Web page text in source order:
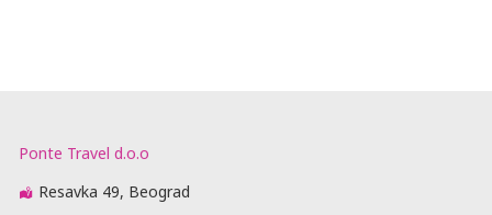
Ponte Travel d.o.o
Resavka 49, Beograd